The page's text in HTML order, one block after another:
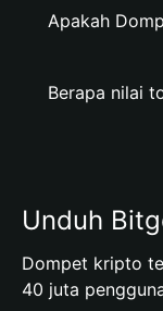
Apakah
Berapa nilai
Unduh
Dompet kripto
40 juta